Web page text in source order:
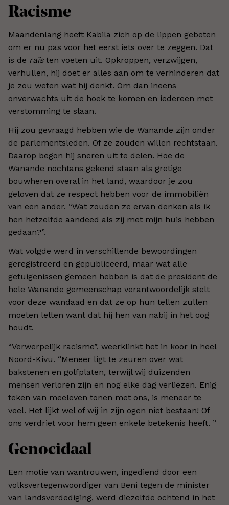
Racisme
Maandenlang heeft Kabila zich op de lippen gebeten
om er nu pas voor het eerst iets over te zeggen. Dat
is de raïsten voeten uit. Opkroppen, verzwijgen,
verhullen, hij doet er alles aan om te verhinderen dat
je zou weten wat hij denkt. Om dan ineens
onverwachts uit de hoek te komen en iedereen met
verstomming te slaan.
Hij zou gevraagd hebben wie de Wanande zijn onder
de parlementsleden. Of ze zouden willen rechtstaan.
Daarop begon hij sneren uit te delen. Hoe de
Wanande nochtans gekend staan als gretige
bouwheren overal in het land, waardoor je zou
geloven dat ze respect hebben voor de immobiliën
van een ander. “Wat zouden ze ervan denken als ik
hen hetzelfde aandeed als zij met mijn huis hebben
gedaan?”.
Wat volgde werd in verschillende bewoordingen
geregistreerd en gepubliceerd, maar wat alle
getuigenissen gemeen hebben is dat de president de
hele Wanande gemeenschap verantwoordelijk stelt
voor deze wandaad en dat ze op hun tellen zullen
moeten letten want dat hij hen van nabij in het oog
houdt.
“Verwerpelijk racisme”, weerklinkt het in koor in heel
Noord-Kivu. “Meneer ligt te zeuren over wat
bakstenen en golfplaten, terwijl wij duizenden
mensen verloren zijn en nog elke dag verliezen. Enig
teken van meeleven tonen met ons, is meneer te
veel. Het lijkt wel of wij in zijn ogen niet bestaan! Of
ons verdriet voor hem geen enkele betekenis heeft. ”
Genocidaal
Een motie van wantrouwen, ingediend door een
volksvertegenwoordiger van Beni tegen de minister
van landsverdediging, werd diezelfde ochtend in het